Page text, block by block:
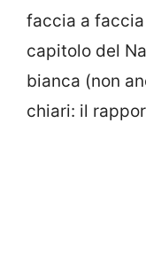
faccia a
capitolo del
bianca (non
chiari: il